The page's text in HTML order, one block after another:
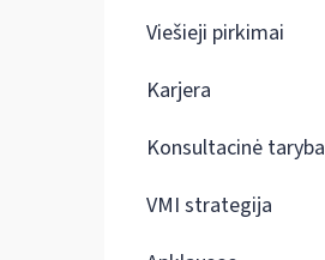
Viešieji pirkimai
Karjera
Konsultacinė taryba
VMI strategija